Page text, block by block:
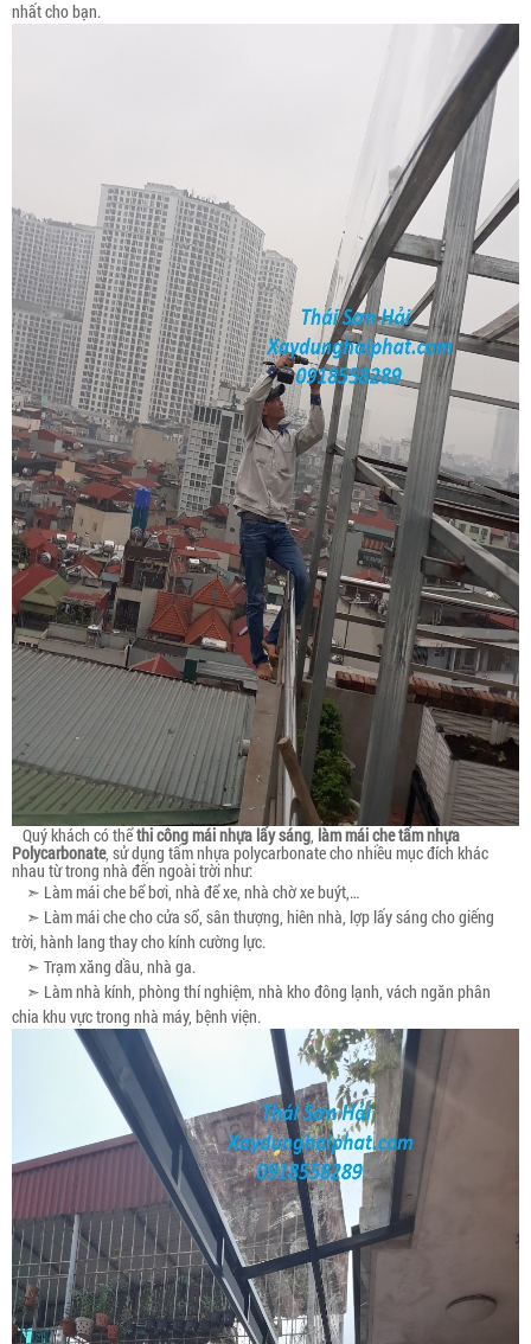
nhất cho bạn.
Quý khách có thểthi công mái nhựa lấy sáng, làm mái che tấm nhựa
Polycarbonate, sử dụng tấm nhựa polycarbonate cho nhiều mục đích khác
nhau từ trong nhà đến ngoài trời như:
➣ Làm mái che bể bơi, nhà để xe, nhà chờ xe buýt,…
➣ Làm mái che cho cửa sổ, sân thượng, hiên nhà, lợp lấy sáng cho giếng
trời, hành lang thay cho kính cường lực.
➣ Trạm xăng dầu, nhà ga.
➣ Làm nhà kính, phòng thí nghiệm, nhà kho đông lạnh, vách ngăn phân
chia khu vực trong nhà máy, bệnh viện.